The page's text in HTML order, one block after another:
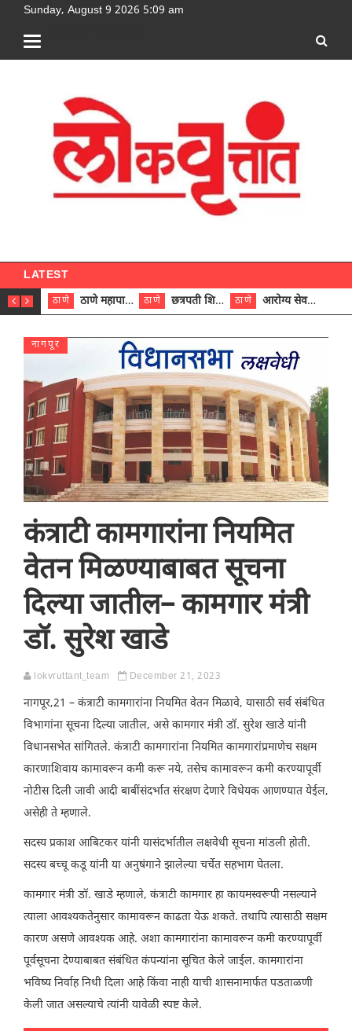
Sunday, August 9 2026 5:09 am
LATEST
ठाणे ठाणे महापालिकेच्या नऊ प्रभाग समित्यांवर अध्यक्ष विराजमान ठाणे छत्रपती शिवाजी महाराज रुग्णालयात दुर्मिळ ट्युमरची यशस्वी शस्त्रक्रिया ठाणे आरोग्य सेवक (पुरुष) पदावरून ११ कर्मचाऱ्यांना आरोग्य सहाय्यक (पुरुष) पदावर पदोन्नती; मुख्य कार्यकारी अधिकारी रणजित यादव यांच्या हस्ते आदेश वितरण
नागपूर
कंत्राटी कामगारांना नियमित
वेतन मिळण्याबाबत सूचना
दिल्या जातील– कामगार मंत्री
डॉ. सुरेश खाडे
lokvruttant_team December 21, 2023
नागपूर,21 – कंत्राटी कामगारांना नियमित वेतन मिळावे, यासाठी सर्व संबंधित
विभागांना सूचना दिल्या जातील, असे कामगार मंत्री डॉ. सुरेश खाडे यांनी
विधानसभेत सांगितले. कंत्राटी कामगारांना नियमित कामगारांप्रमाणेच सक्षम
कारणाशिवाय कामावरून कमी करू नये, तसेच कामावरून कमी करण्यापूर्वी
नोटीस दिली जावी आदी बाबींसंदर्भात संरक्षण देणारे विधेयक आणण्यात येईल,
असेही ते म्हणाले.
सदस्य प्रकाश आबिटकर यांनी यासंदर्भातील लक्षवेधी सूचना मांडली होती.
सदस्य बच्चू कडू यांनी या अनुषंगाने झालेल्या चर्चेत सहभाग घेतला.
कामगार मंत्री डॉ. खाडे म्हणाले, कंत्राटी कामगार हा कायमस्वरूपी नसल्याने
त्याला आवश्यकतेनुसार कामावरून काढता येऊ शकते. तथापि त्यासाठी सक्षम
कारण असणे आवश्यक आहे. अशा कामगारांना कामावरून कमी करण्यापूर्वी
पूर्वसूचना देण्याबाबत संबंधित कंपन्यांना सूचित केले जाईल. कामगारांना
भविष्य निर्वाह निधी दिला आहे किंवा नाही याची शासनामार्फत पडताळणी
केली जात असल्याचे त्यांनी यावेळी स्पष्ट केले.